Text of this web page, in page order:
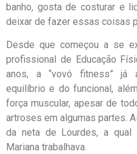
banho, gosta de costurar e
deixar de fazer essas coisas
Desde que começou a se
profissional de Educação
anos, a “vovó fitness” já
equilíbrio e do funcional,
força muscular, apesar de
artroses em algumas partes.
da neta de Lourdes, a qual
Mariana trabalhava.